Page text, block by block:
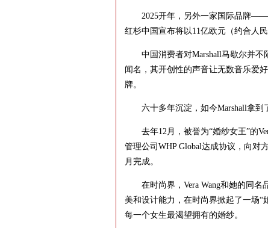
2025开年，另外一家国际品牌
红杉中国宣布将以11亿欧元（约合人
中国消费者对Marshall马歇尔并不
闻名，其开创性的声音让无数音乐爱
牌。
六十多年沉淀，如今Marshall拿到
去年12月，被誉为“婚纱女王”的
管理公司WHP Global达成协议，向对
月完成。
在时尚界，Vera Wang和她的同名
美和设计能力，在时尚界掀起了一场
每一个女生最渴望拥有的婚纱。